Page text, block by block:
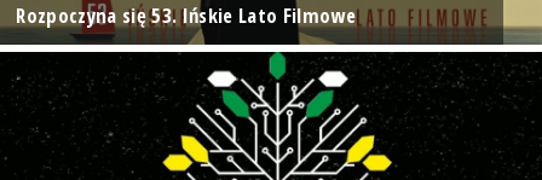
Rozpoczyna się 53. Ińskie Lato Filmowe